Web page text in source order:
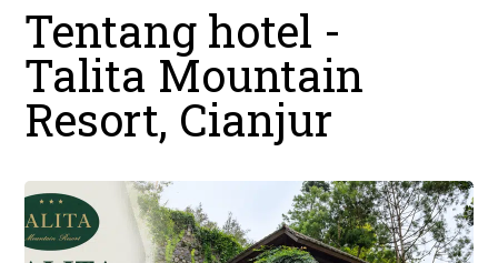
Tentang hotel -
Talita Mountain
Resort, Cianjur